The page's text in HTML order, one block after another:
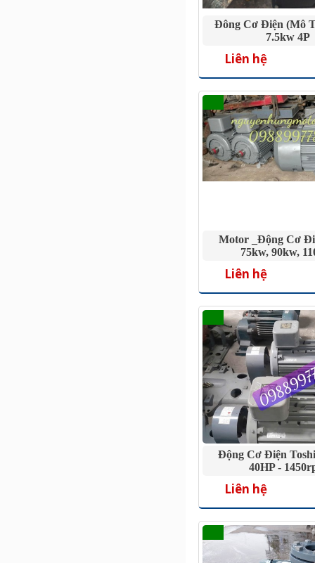
Đông Cơ Điện (mô
7.5kw 4P
Liên hệ
Motor _Động Cơ
75kw, 90kw,
Liên hệ
Động Cơ Điện
40HP -
Liên hệ